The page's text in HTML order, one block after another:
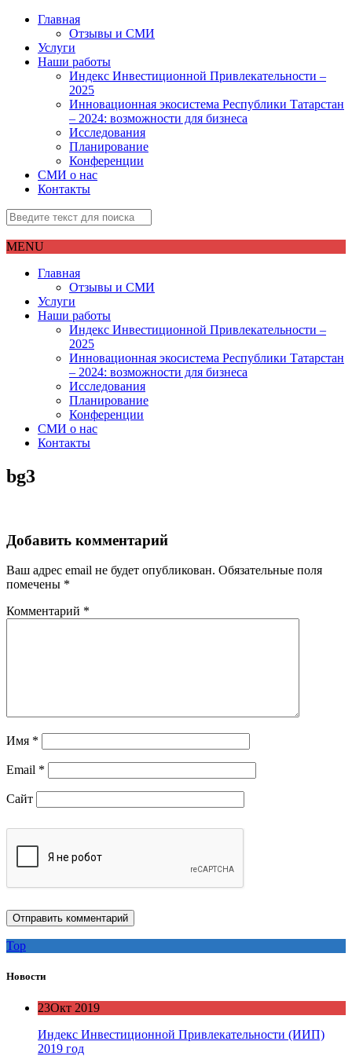
Главная
Отзывы и СМИ
Услуги
Наши работы
Индекс Инвестиционной Привлекательности –
2025
Инновационная экосистема Республики Татарстан
– 2024: возможности для бизнеса
Исследования
Планирование
Конференции
СМИ о нас
Контакты
MENU
Главная
Отзывы и СМИ
Услуги
Наши работы
Индекс Инвестиционной Привлекательности –
2025
Инновационная экосистема Республики Татарстан
– 2024: возможности для бизнеса
Исследования
Планирование
Конференции
СМИ о нас
Контакты
bg3
Добавить комментарий
Ваш адрес email не будет опубликован. Обязательные поля
помечены *
Комментарий *
Имя *
Email *
Сайт
Top
Новости
23Окт 2019
Индекс Инвестиционной Привлекательности (ИИП)
2019 год